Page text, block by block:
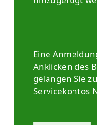
Eine
Anklicken des
gelangen Sie
Servicekontos